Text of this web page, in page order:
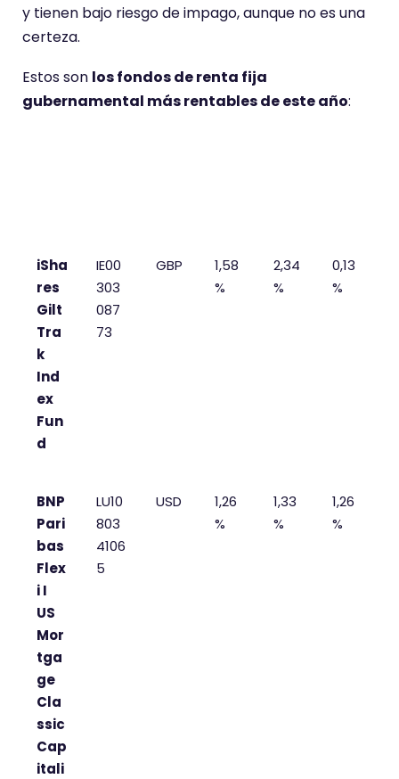
y tienen bajo riesgo de impago, aunque no es una
certeza.
Estos son los fondos de renta fija
gubernamental más rentables de este año:
iSha
res
Gilt
Tra
k
Ind
ex
Fun
d
IE00
303
087
73
GBP
1,58
%
2,34
%
0,13
%
BNP
Pari
bas
Flex
i I
US
Mor
tga
ge
Cla
ssic
Cap
itali
LU10
803
4106
5
USD
1,26
%
1,33
%
1,26
%